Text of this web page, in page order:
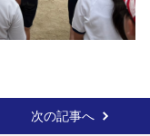
次の記事へ